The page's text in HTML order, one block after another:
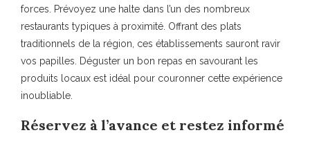
forces. Prévoyez une halte dans l’un des nombreux
restaurants typiques à proximité. Offrant des plats
traditionnels de la région, ces établissements sauront ravir
vos papilles. Déguster un bon repas en savourant les
produits locaux est idéal pour couronner cette expérience
inoubliable.
Réservez à l’avance et restez informé